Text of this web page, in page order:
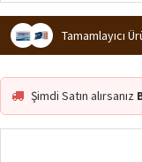
Tamamlayıcı
Şimdi Satın alırsanız